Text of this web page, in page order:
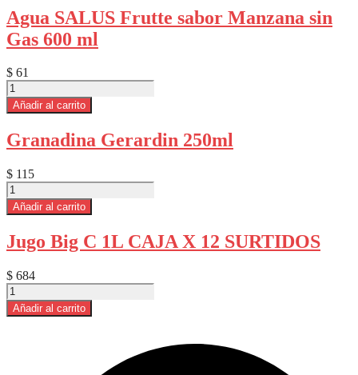
cantidad
Manzana
sin
Gas
600
ml
Funda
X
cantidad
Agua SALUS Frutte sabor Manzana sin
Gas 600 ml
$ 61
Agua
SALUS
Frutte
Manzana
Gas
600
ml
cantidad
Añadir al carrito
Granadina Gerardin 250ml
$ 115
Granadina
Gerardin
250ml
Añadir al carrito
Jugo Big C 1L CAJA X 12 SURTIDOS
$ 684
Jugo
Big
C
Añadir al carrito